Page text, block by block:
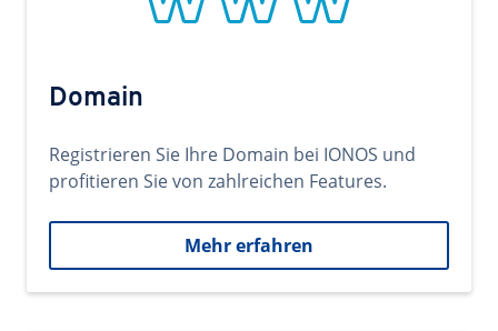
Domain
Registrieren Sie Ihre Domain bei IONOS und
profitieren Sie von zahlreichen Features.
Mehr erfahren